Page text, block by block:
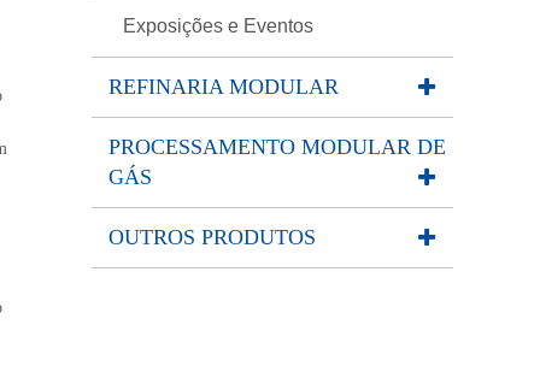
Exposições e Eventos
REFINARIA MODULAR
PROCESSAMENTO MODULAR DE
GÁS
OUTROS PRODUTOS